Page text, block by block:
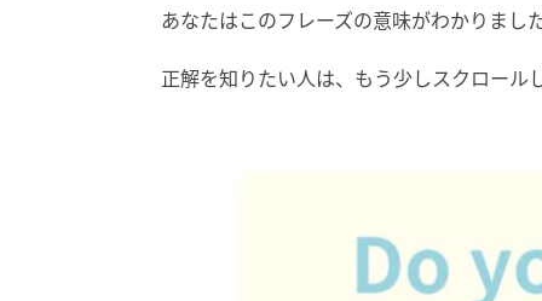
あなたはこのフレーズの意味がわかりまし
正解を知りたい人は、もう少しスクロール